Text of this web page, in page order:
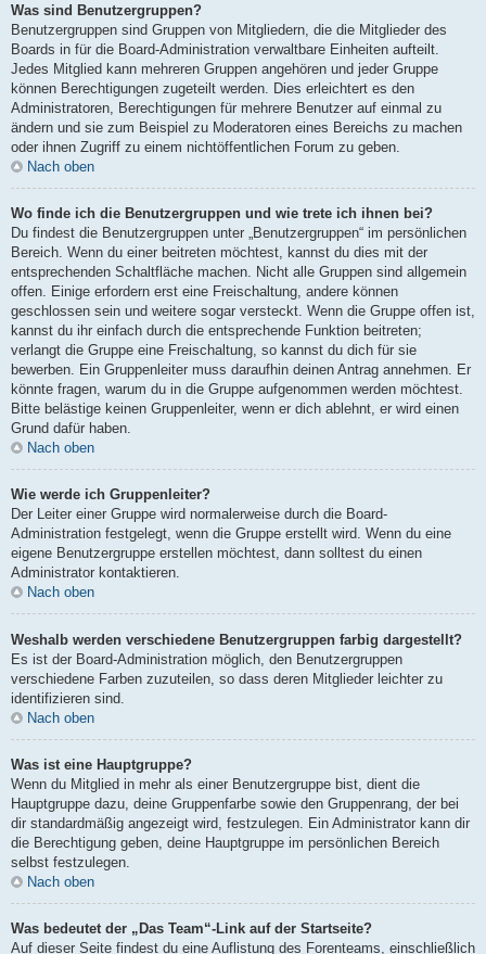
Was sind Benutzergruppen?
Benutzergruppen sind Gruppen von Mitgliedern, die die Mitglieder des
Boards in für die Board-Administration verwaltbare Einheiten aufteilt.
Jedes Mitglied kann mehreren Gruppen angehören und jeder Gruppe
können Berechtigungen zugeteilt werden. Dies erleichtert es den
Administratoren, Berechtigungen für mehrere Benutzer auf einmal zu
ändern und sie zum Beispiel zu Moderatoren eines Bereichs zu machen
oder ihnen Zugriff zu einem nichtöffentlichen Forum zu geben.
Nach oben
Wo finde ich die Benutzergruppen und wie trete ich ihnen bei?
Du findest die Benutzergruppen unter „Benutzergruppen“ im persönlichen
Bereich. Wenn du einer beitreten möchtest, kannst du dies mit der
entsprechenden Schaltfläche machen. Nicht alle Gruppen sind allgemein
offen. Einige erfordern erst eine Freischaltung, andere können
geschlossen sein und weitere sogar versteckt. Wenn die Gruppe offen ist,
kannst du ihr einfach durch die entsprechende Funktion beitreten;
verlangt die Gruppe eine Freischaltung, so kannst du dich für sie
bewerben. Ein Gruppenleiter muss daraufhin deinen Antrag annehmen. Er
könnte fragen, warum du in die Gruppe aufgenommen werden möchtest.
Bitte belästige keinen Gruppenleiter, wenn er dich ablehnt, er wird einen
Grund dafür haben.
Nach oben
Wie werde ich Gruppenleiter?
Der Leiter einer Gruppe wird normalerweise durch die Board-
Administration festgelegt, wenn die Gruppe erstellt wird. Wenn du eine
eigene Benutzergruppe erstellen möchtest, dann solltest du einen
Administrator kontaktieren.
Nach oben
Weshalb werden verschiedene Benutzergruppen farbig dargestellt?
Es ist der Board-Administration möglich, den Benutzergruppen
verschiedene Farben zuzuteilen, so dass deren Mitglieder leichter zu
identifizieren sind.
Nach oben
Was ist eine Hauptgruppe?
Wenn du Mitglied in mehr als einer Benutzergruppe bist, dient die
Hauptgruppe dazu, deine Gruppenfarbe sowie den Gruppenrang, der bei
dir standardmäßig angezeigt wird, festzulegen. Ein Administrator kann dir
die Berechtigung geben, deine Hauptgruppe im persönlichen Bereich
selbst festzulegen.
Nach oben
Was bedeutet der „Das Team“-Link auf der Startseite?
Auf dieser Seite findest du eine Auflistung des Forenteams, einschließlich